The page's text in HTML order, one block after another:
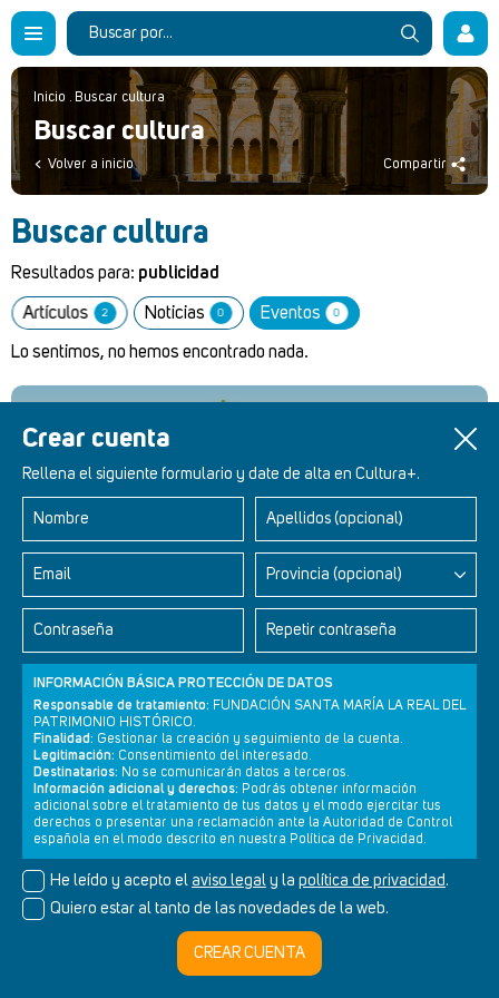
Crear cuenta
Rellena el siguiente formulario y date de alta en Cultura+.
Nombre Apellidos (opcional)
Email Provincia (opcional)
Contraseña Repetir contraseña
INFORMACIÓN BÁSICA PROTECCIÓN DE DATOS
Responsable de tratamiento: FUNDACIÓN SANTA MARÍA LA REAL DEL
PATRIMONIO HISTÓRICO.
Finalidad: Gestionar la creación y seguimiento de la cuenta.
Legitimación: Consentimiento del interesado.
Destinatarios: No se comunicarán datos a terceros.
Información adicional y derechos: Podrás obtener información
adicional sobre el tratamiento de tus datos y el modo ejercitar tus
derechos o presentar una reclamación ante la Autoridad de Control
española en el modo descrito en nuestra Política de Privacidad.
He leído y acepto el aviso legal y la política de privacidad.
Quiero estar al tanto de las novedades de la web.
CREAR CUENTA
Inicio . Buscar cultura
Buscar cultura
Volver a inicio Compartir
Buscar cultura
Resultados para: publicidad
Artículos 2 Noticias 0 Eventos 0
Lo sentimos, no hemos encontrado nada.
Retablos Renacentistas Este de León
Newsletter Aviso legal Política de privacidad Política de cookies
© Cultura+ 2026. Todos los derechos reservados
Diseño web SGM